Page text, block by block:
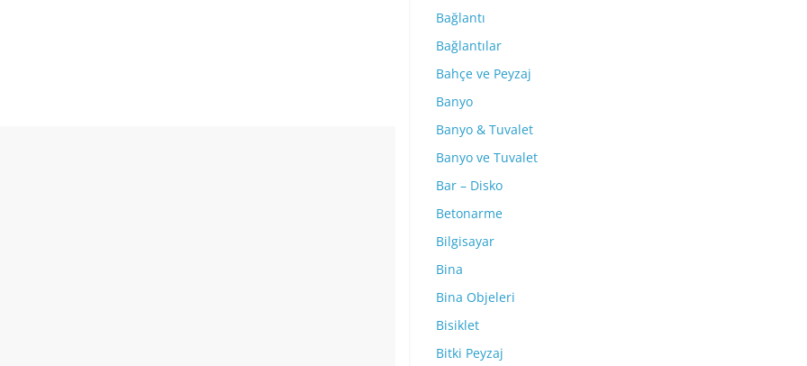
Bağlantı
Bağlantılar
Bahçe ve Peyzaj
Banyo
Banyo & Tuvalet
Banyo ve Tuvalet
Bar – Disko
Betonarme
Bilgisayar
Bina
Bina Objeleri
Bisiklet
Bitki Peyzaj